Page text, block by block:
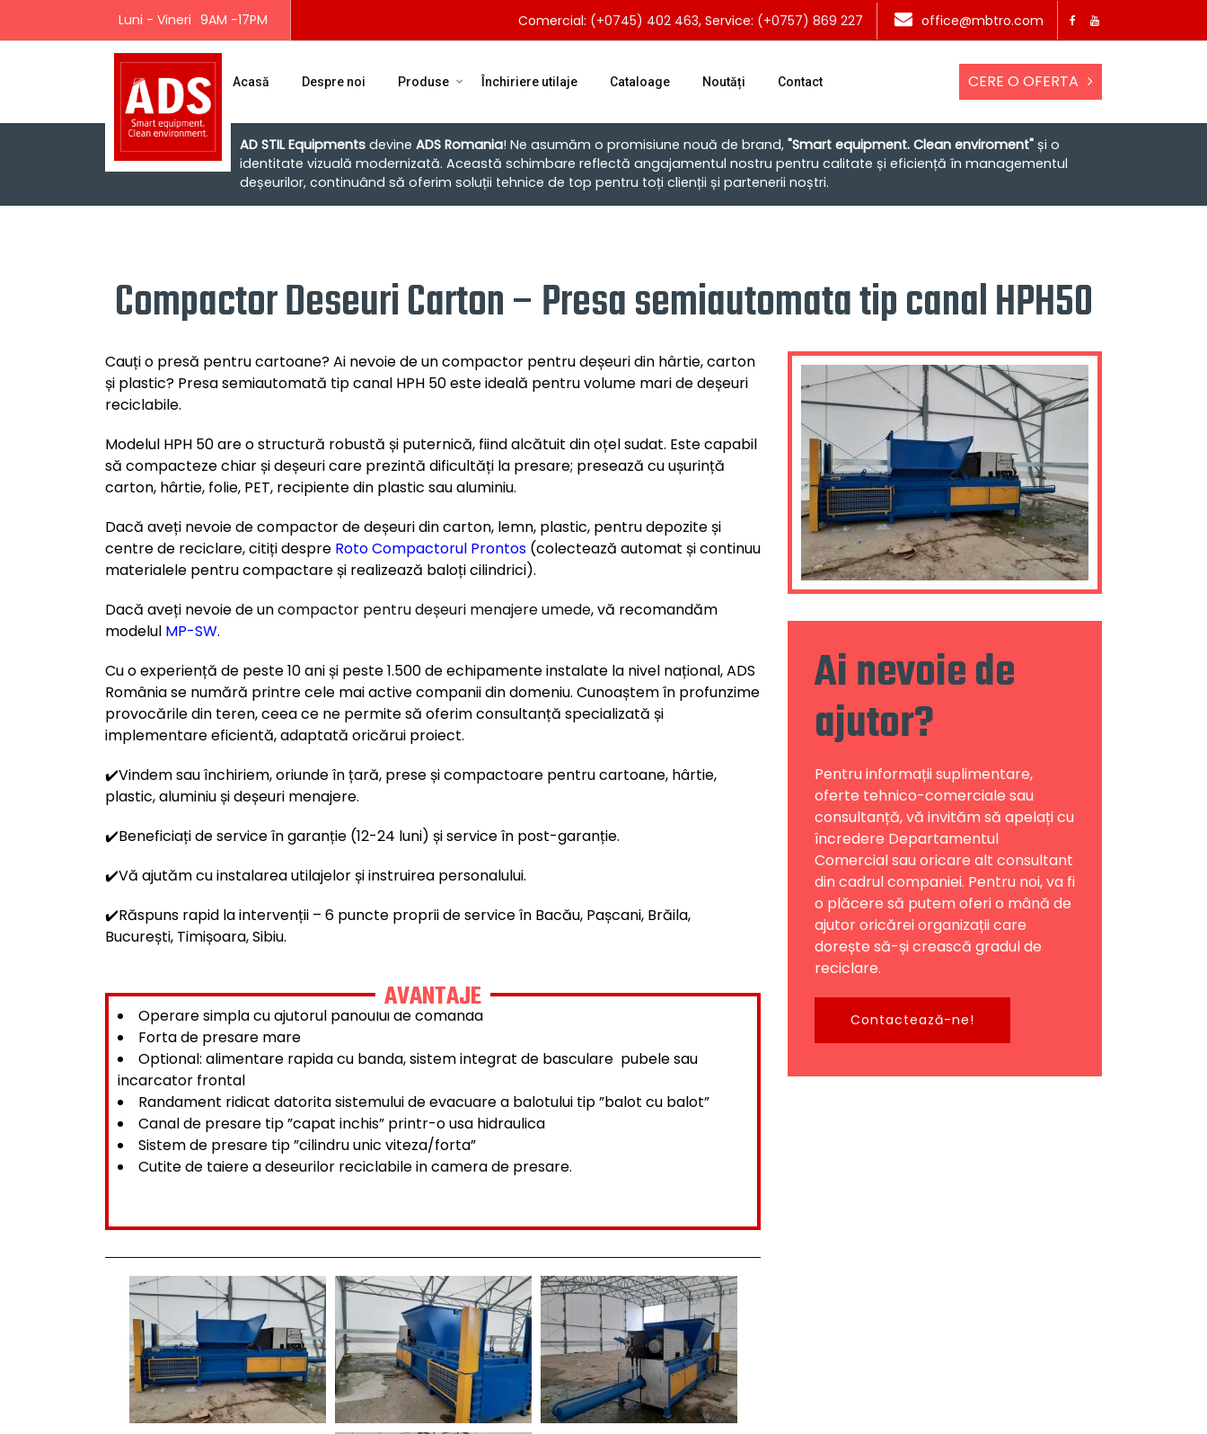
Luni - Vineri 9AM -17PM Comercial: (+0745) 402 463, Service: (+0757) 869 227 office@mbtro.com
CERE O OFERTA
Acasă Despre noi Produse Închiriere utilaje Cataloage Noutăți Contact
AD STIL Equipments devine ADS Romania! Ne asumăm o promisiune nouă de brand, "Smart equipment. Clean enviroment" și o
identitate vizuală modernizată. Această schimbare reflectă angajamentul nostru pentru calitate și eficiență în managementul
deșeurilor, continuând să oferim soluții tehnice de top pentru toți clienții și partenerii noștri.
Compactor Deseuri Carton – Presa semiautomata tip canal HPH50
Cauți o presă pentru cartoane? Ai nevoie de un compactor pentru deșeuri din hârtie, carton
și plastic? Presa semiautomată tip canal HPH 50 este ideală pentru volume mari de deșeuri
reciclabile.
Modelul HPH 50 are o structură robustă și puternică, fiind alcătuit din oțel sudat. Este capabil
să compacteze chiar și deșeuri care prezintă dificultăți la presare; presează cu ușurință
carton, hârtie, folie, PET, recipiente din plastic sau aluminiu.
Dacă aveți nevoie de compactor de deșeuri din carton, lemn, plastic, pentru depozite și
centre de reciclare, citiți despre Roto Compactorul Prontos (colectează automat și continuu
materialele pentru compactare și realizează baloți cilindrici).
Dacă aveți nevoie de uncompactor pentru deșeuri menajere umede, vă recomandăm
modelul MP-SW.
Cu o experiență de peste 10 ani și peste 1.500 de echipamente instalate la nivel național, ADS
România se numără printre cele mai active companii din domeniu. Cunoaștem în profunzime
provocările din teren, ceea ce ne permite să oferim consultanță specializată și
implementare eficientă, adaptată oricărui proiect.
✔️Vindem sau închiriem, oriunde în țară, prese și compactoare pentru cartoane, hârtie,
plastic, aluminiuși deșeuri menajere.
✔️Beneficiați de service în garanție (12-24 luni) și service în post-garanție.
✔️Vă ajutăm cu instalarea utilajelor și instruirea personalului.
✔️Răspuns rapid la intervenții – 6 puncte proprii de service în Bacău, Pașcani, Brăila,
București, Timișoara, Sibiu.
AVANTAJE
Operare simpla cu ajutorul panoului de comanda
Forta de presare mare
Optional: alimentare rapida cu banda, sistem integrat de basculare pubele sau
incarcator frontal
Randament ridicat datorita sistemului de evacuare a balotului tip ”balot cu balot”
Canal de presare tip ”capat inchis” printr-o usa hidraulica
Sistem de presare tip ”cilindru unic viteza/forta”
Cutite de taiere a deseurilor reciclabile in camera de presare.
Ai nevoie de
ajutor?
Pentru informații suplimentare,
oferte tehnico-comerciale sau
consultanță, vă invităm să apelați cu
încredere Departamentul
Comercial sau oricare alt consultant
din cadrul companiei. Pentru noi, va fi
o plăcere să putem oferi o mână de
ajutor oricărei organizații care
dorește să-și crească gradul de
reciclare.
Contactează-ne!